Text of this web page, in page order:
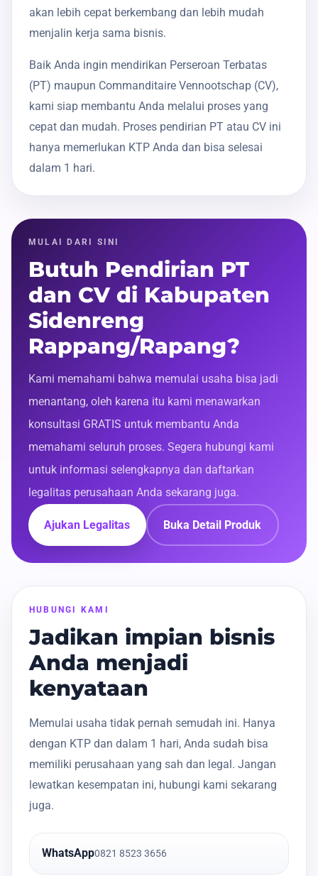
akan lebih cepat berkembang dan lebih mudah
menjalin kerja sama bisnis.
Baik Anda ingin mendirikan Perseroan Terbatas
(PT) maupun Commanditaire Vennootschap (CV),
kami siap membantu Anda melalui proses yang
cepat dan mudah. Proses pendirian PT atau CV ini
hanya memerlukan KTP Anda dan bisa selesai
dalam 1 hari.
MULAI DARI SINI
Butuh Pendirian PT
dan CV di Kabupaten
Sidenreng
Rappang/Rapang?
Kami memahami bahwa memulai usaha bisa jadi
menantang, oleh karena itu kami menawarkan
konsultasi GRATIS untuk membantu Anda
memahami seluruh proses. Segera hubungi kami
untuk informasi selengkapnya dan daftarkan
legalitas perusahaan Anda sekarang juga.
Ajukan Legalitas Buka Detail Produk
HUBUNGI KAMI
Jadikan impian bisnis
Anda menjadi
kenyataan
Memulai usaha tidak pernah semudah ini. Hanya
dengan KTP dan dalam 1 hari, Anda sudah bisa
memiliki perusahaan yang sah dan legal. Jangan
lewatkan kesempatan ini, hubungi kami sekarang
juga.
WhatsApp0821 8523 3656